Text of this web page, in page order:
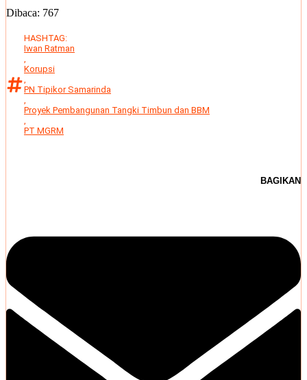
Dibaca: 767
HASHTAG:
Iwan Ratman
,
Korupsi
,
PN Tipikor Samarinda
,
Proyek Pembangunan Tangki Timbun dan BBM
,
PT MGRM
BAGIKAN